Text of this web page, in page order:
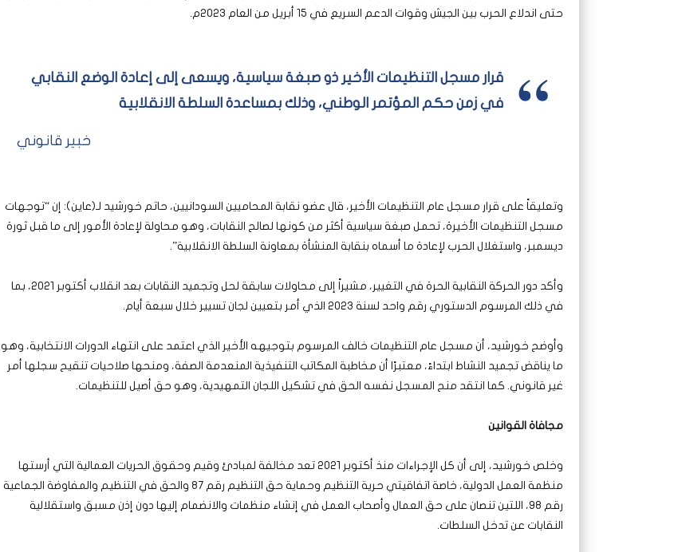
حتى اندلاع الحرب بين الجيش وقوات الدعم السريع في 15 أبريل من العام 2023م.
قرار مسجل التنظيمات الأخير ذو صبغة سياسية، ويسعى إلى إعادة الوضع النقابي
في زمن حكم المؤتمر الوطني، وذلك بمساعدة السلطة الانقلابية
خبير قانوني
وتعليقاً على قرار مسجل عام التنظيمات الأخير، قال عضو نقابة المحاميين السودانيين، حاتم خورشيد لـ(عاين): إن “توجهات
مسجل التنظيمات الأخيرة، تحمل صبغة سياسية أكثر من كونها لصالح النقابات، وهو محاولة لإعادة الأمور إلى ما قبل ثورة
ديسمبر، واستغلال الحرب لإعادة ما أسماه بنقابة المنشأة بمعاونة السلطة الانقلابية”.
وأكد دور الحركة النقابية الحرة في التغيير، مشيراً إلى محاولات سابقة لحل وتجميد النقابات بعد انقلاب أكتوبر 2021، بما
في ذلك المرسوم الدستوري رقم واحد لسنة 2023 الذي أمر بتعيين لجان تسيير خلال سبعة أيام.
وأوضح خورشيد، أن مسجل عام التنظيمات خالف المرسوم بتوجيهه الأخير الذي اعتمد على انتهاء الدورات الانتخابية، وهو
ما يناقض تجميد النشاط ابتداءً، معتبرًا أن مخاطبة المكاتب التنفيذية المنعدمة الصفة، ومنحها صلاحيات تنقيح سجلها أمر
غير قانوني. كما انتقد منح المسجل نفسه الحق في تشكيل اللجان التمهيدية، وهو حق أصيل للتنظيمات.
مجافاة القوانين
وخلص خورشيد، إلى أن كل الإجراءات منذ أكتوبر 2021 تعد مخالفة لمبادئ وقيم وحقوق الحريات العمالية التي أرستها
منظمة العمل الدولية، خاصة اتفاقيتي حرية التنظيم وحماية حق التنظيم رقم 87 والحق في التنظيم والمفاوضة الجماعية
رقم 98، اللتين تنصان على حق العمال وأصحاب العمل في إنشاء منظمات والانضمام إليها دون إذن مسبق واستقلالية
النقابات عن تدخل السلطات.